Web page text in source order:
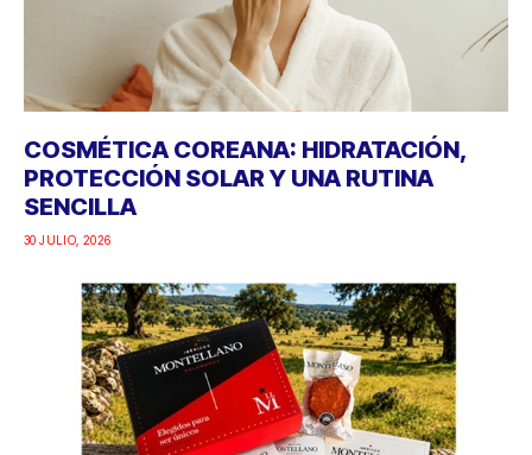
COSMÉTICA COREANA: HIDRATACIÓN,
PROTECCIÓN SOLAR Y UNA RUTINA
SENCILLA
30 JULIO, 2026